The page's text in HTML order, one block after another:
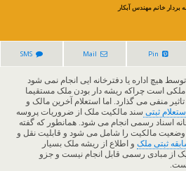
بردار خانم مهندس آبکار
Pin
Mail
SMS
هیچ اداره یا دفترخانه ایی انجام نمی شود
است چراکه ریشه دار بودن ملک مستقیما
منفی می گذارد. اما استعلام آخرین مالک و
ستعلام ثبتی سند مالکیت ملک از ضروریات پروسه
اسناد رسمی انجام می شود. همانطور که گفته
مالکیت را شامل می شود و قابلیت نقل و
ثبتی ملک و اطلاع از ریشه ملک بسیار
از مبادی رسمی قابل انجام نیست و جزو